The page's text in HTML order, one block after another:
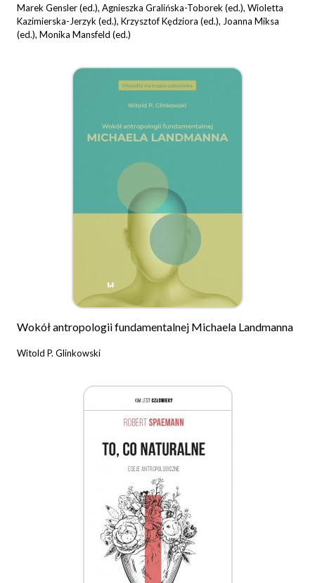
Marek Gensler (ed.), Agnieszka Gralińska-Toborek (ed.), Wioletta
Kazimierska-Jerzyk (ed.), Krzysztof Kędziora (ed.), Joanna Miksa
(ed.), Monika Mansfeld (ed.)
Wokół antropologii fundamentalnej Michaela Landmanna
Witold P. Glinkowski